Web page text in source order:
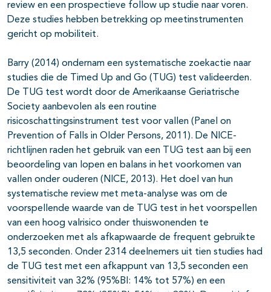
review en een prospectieve follow up studie naar voren.
Deze studies hebben betrekking op meetinstrumenten
gericht op mobiliteit.
Barry (2014) ondernam een systematische zoekactie naar
studies die de Timed Up and Go (TUG) test valideerden.
De TUG test wordt door de Amerikaanse Geriatrische
Society aanbevolen als een routine
risicoschattingsinstrument test voor vallen (Panel on
Prevention of Falls in Older Persons, 2011). De NICE-
richtlijnen raden het gebruik van een TUG test aan bij een
beoordeling van lopen en balans in het voorkomen van
vallen onder ouderen (NICE, 2013). Het doel van hun
systematische review met meta-analyse was om de
voorspellende waarde van de TUG test in het voorspellen
van een hoog valrisico onder thuiswonenden te
onderzoeken met als afkapwaarde de frequent gebruikte
13,5 seconden. Onder 2314 deelnemers uit tien studies had
de TUG test met een afkappunt van 13,5 seconden een
sensitiviteit van 32% (95%BI: 14% tot 57%) en een